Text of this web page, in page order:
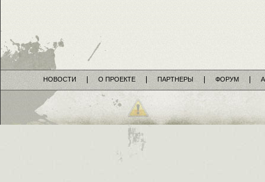
НОВОСТИ О ПРОЕКТЕ ПАРТНЕРЫ ФОРУМ